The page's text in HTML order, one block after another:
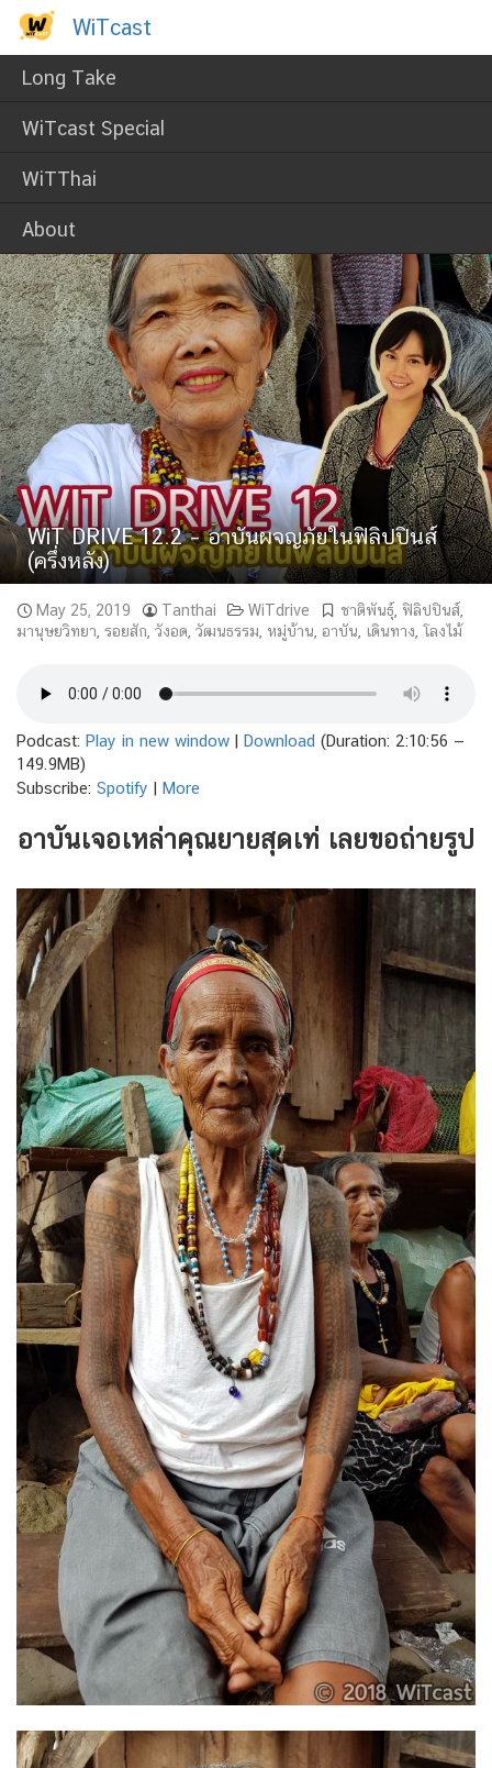
Skip
content
WiTcast
Long Take
WiTcast Special
WiTThai
About
WiTcast
WiT DRIVE 12.2 – อาบันผจญภัยในฟิลิปปินส์
(ครึ่งหลัง)
May 25, 2019 Tanthai WiTdrive ชาติพันธุ์ ฟิลิปปินส์
มานุษยวิทยา รอยสัก วังอด วัฒนธรรม หมู่บ้าน อาบัน เดินทาง โลงไม้
Podcast: Play in new window | Download (Duration: 2:10:56 —
149.9MB)
Subscribe: Spotify | More
อาบันเจอเหล่าคุณยายสุดเท่ เลยขอถ่ายรูป